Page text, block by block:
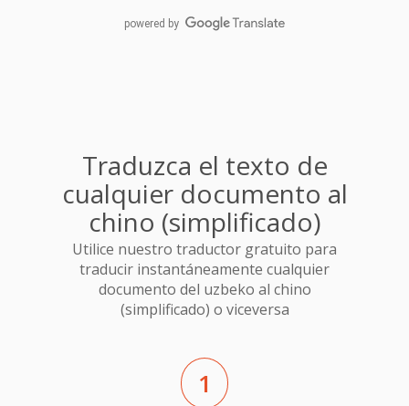
powered by
Traduzca el texto de
cualquier documento al
chino (simplificado)
Utilice nuestro traductor gratuito para
traducir instantáneamente cualquier
documento del uzbeko al chino
(simplificado) o viceversa
1